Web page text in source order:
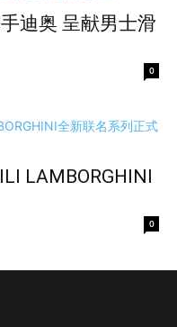
迪奥 呈献男士滑
0
LAMBORGHINI
0